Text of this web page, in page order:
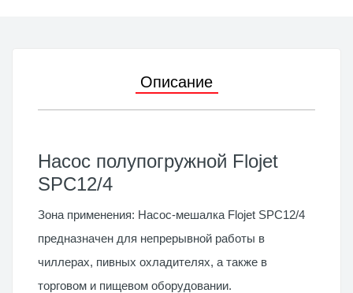
Описание
Насос полупогружной Flojet
SPC12/4
Зона применения: Насос-мешалка Flojet SPC12/4
предназначен для непрерывной работы в
чиллерах, пивных охладителях, а также в
торговом и пищевом оборудовании.